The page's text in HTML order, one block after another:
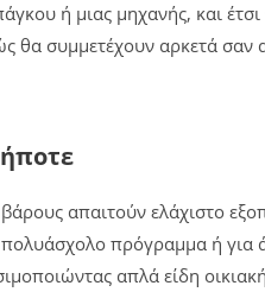
ή μιας μηχανής, και
θα συμμετέχουν αρκετά σαν
απαιτούν ελάχιστο
πολυάσχολο πρόγραμμα ή
απλά είδη